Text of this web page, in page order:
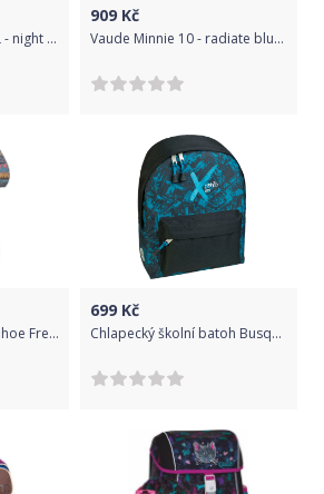
Dakine Campus M 25L - night sky uni
909 Kč
Vaude Minnie 10 - radiate blue uni
Burton Tinder Pack Tahoe Freya Weave uni
699 Kč
Chlapecký školní batoh Busquets XSport City 22 l